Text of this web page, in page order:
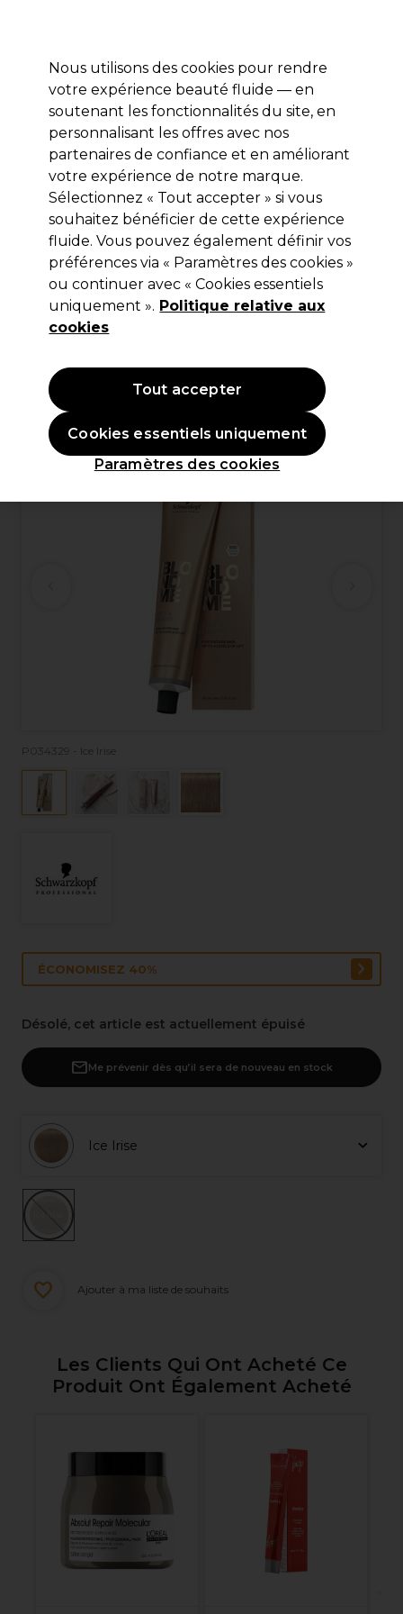
Se connecter
Marques Bons plans Coiffure Electro et Matériel
Livraison et délais
lire la suite
Schwarzkopf Professional
Schwarzkopf Professional Blond Me
Coloration Permanente Lift & Blend
60ml Glacier Irisé
(0)
8,82 €TVA incluse)
OFFRE
P034329 - Ice Irise
ÉCONOMISEZ 40%
Désolé, cet article est actuellement épuisé
Me prévenir dès qu’il sera de nouveau en stock
Ice Irise
Ajouter à ma liste de souhaits
Les Clients Qui Ont Acheté Ce
Produit Ont Également Acheté
Nous utilisons des cookies pour rendre
votre expérience beauté fluide — en
soutenant les fonctionnalités du site, en
personnalisant les offres avec nos
partenaires de confiance et en améliorant
votre expérience de notre marque.
Sélectionnez « Tout accepter » si vous
souhaitez bénéficier de cette expérience
fluide. Vous pouvez également définir vos
préférences via « Paramètres des cookies »
ou continuer avec « Cookies essentiels
uniquement ». Politique relative aux
cookies
Paramètres des cookies
Cookies essentiels uniquement
Tout accepter